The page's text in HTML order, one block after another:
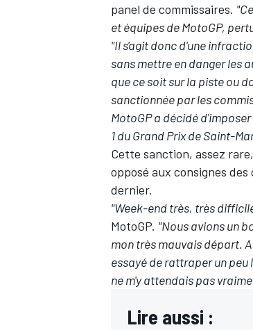
AUTRES CHAMPIONNATS
panel de commissaires.
et équipes de MotoGP,
"Il s'agit donc d'une
sans mettre en danger les
que ce soit sur la piste ou
sanctionnée par les
MotoGP a décidé
1 du Grand Prix de Saint-
Cette sanction, assez
opposé aux consignes
dernier.
"Week-end très, très
MotoGP. "Nous avions un
mon très mauvais départ.
essayé de rattraper un peu
ne m'y attendais pas
Lire aussi :